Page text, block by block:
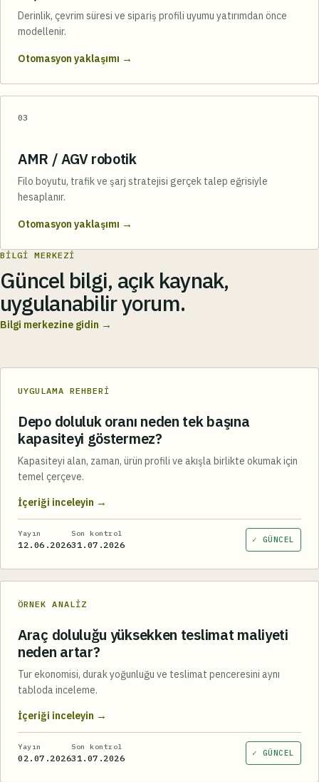
Derinlik, çevrim süresi ve sipariş profili uyumu yatırımdan önce
modellenir.
Otomasyon yaklaşımı →
03
AMR / AGV robotik
Filo boyutu, trafik ve şarj stratejisi gerçek talep eğrisiyle
hesaplanır.
Otomasyon yaklaşımı →
BILGI MERKEZI
Güncel bilgi, açık kaynak,
uygulanabilir yorum.
Bilgi merkezine gidin →
UYGULAMA REHBERI
Depo doluluk oranı neden tek başına
kapasiteyi göstermez?
Kapasiteyi alan, zaman, ürün profili ve akışla birlikte okumak için
temel çerçeve.
İçeriği inceleyin →
Yayın
12.06.2026
Son kontrol
31.07.2026 ✓ GÜNCEL
ÖRNEK ANALIZ
Araç doluluğu yüksekken teslimat maliyeti
neden artar?
Tur ekonomisi, durak yoğunluğu ve teslimat penceresini aynı
tabloda inceleme.
İçeriği inceleyin →
Yayın
02.07.2026
Son kontrol
31.07.2026 ✓ GÜNCEL